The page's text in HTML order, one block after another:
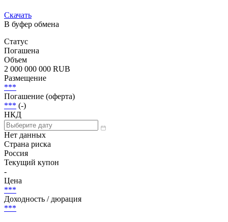
Скачать
В буфер обмена
Статус
Погашена
Объем
2 000 000 000 RUB
Размещение
***
Погашение (оферта)
*** (-)
НКД
Нет данных
Страна риска
Россия
Текущий купон
-
Цена
***
Доходность / дюрация
***